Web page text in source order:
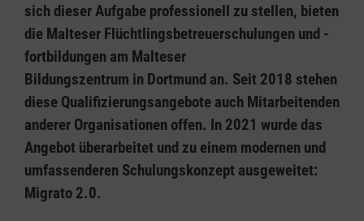
sich dieser Aufgabe professionell zu stellen, bieten
die Malteser Flüchtlingsbetreuerschulungen und -
fortbildungen am Malteser
Bildungszentrum in Dortmund an. Seit 2018 stehen
diese Qualifizierungsangebote auch Mitarbeitenden
anderer Organisationen offen. In 2021 wurde das
Angebot überarbeitet und zu einem modernen und
umfassenderen Schulungskonzept ausgeweitet:
Migrato 2.0.